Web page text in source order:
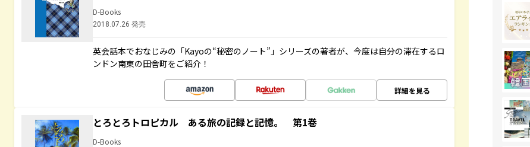
D-Books
2018.07.26 発売
英会話本でおなじみの「Kayoの“秘密のノート”」シリーズの著者が、今度は自分の滞在するロ
ンドン南東の田舎町をご紹介！
詳細を見る
とろとろトロピカル ある旅の記録と記憶。 第1巻
D-Books